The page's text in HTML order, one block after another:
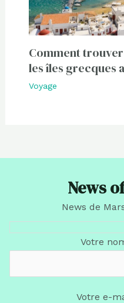
Comment
les îles grecques
Voyage
News
News de
Votre
Votre e-